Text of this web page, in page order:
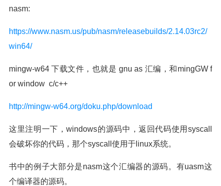
nasm:
https://www.nasm.us/pub/nasm/releasebuilds/2.14.03rc2/
win64/
mingw-w64 下载文件，也就是 gnu as 汇编，和mingGW f
or window c/c++
http://mingw-w64.org/doku.php/download
这里注明一下，windows的源码中，返回代码使用syscall
会破坏你的代码，那个syscall使用于linux系统。
书中的例子大部分是nasm这个汇编器的源码。有uasm这
个编译器的源码。